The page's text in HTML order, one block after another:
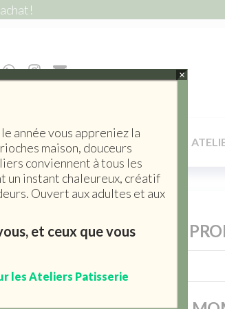
ART DE LA TABLE / MAISON
RERCHERCHE
année vous appreniez la
maison, douceurs
conviennent à tous les
un instant chaleureux, créatif
Ouvert aux adultes et aux
et ceux que vous
les Ateliers Patisserie
×